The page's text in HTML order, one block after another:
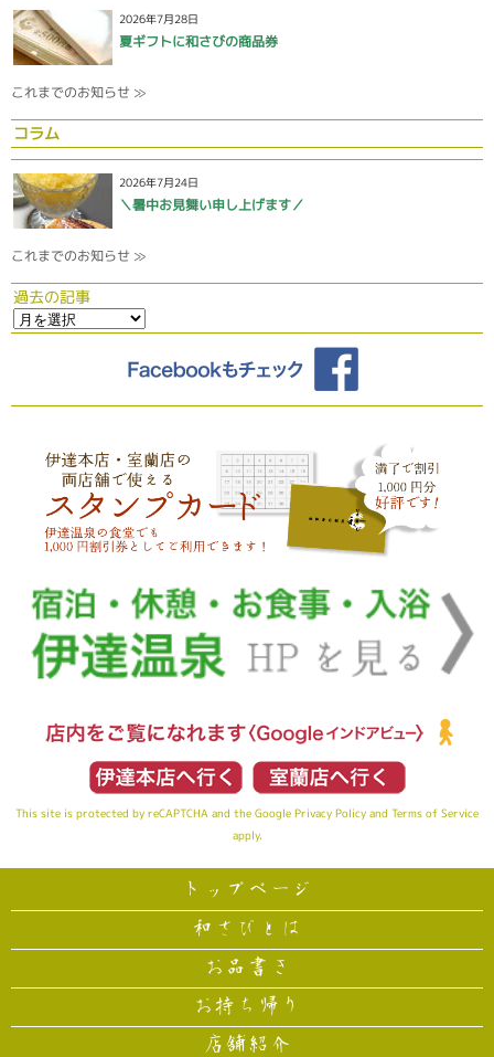
2026年7月28日
夏ギフトに和さびの商品券
これまでのお知らせ ≫
コラム
2026年7月24日
＼暑中お見舞い申し上げます／
これまでのお知らせ ≫
過去の記事
This site is protected by reCAPTCHA and the Google Privacy Policy and Terms of Service
apply.
トップページ
和さびとは
お品書き
お持ち帰り
店舗紹介